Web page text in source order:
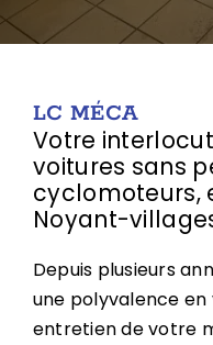
LC MÉCA
Votre
voitures sans
cyclomoteurs,
Noyant-
Depuis plusieurs
une polyvalence
entretien de votre